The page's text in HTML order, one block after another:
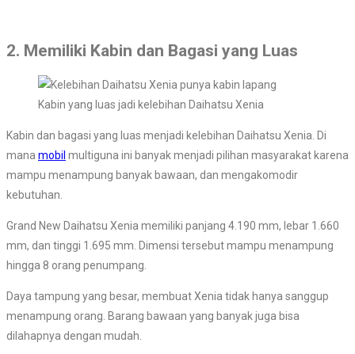
2. Memiliki Kabin dan Bagasi yang Luas
Kabin yang luas jadi kelebihan Daihatsu Xenia
Kabin dan bagasi yang luas menjadi kelebihan Daihatsu Xenia. Di
mana mobil multiguna ini banyak menjadi pilihan masyarakat karena
mampu menampung banyak bawaan, dan mengakomodir
kebutuhan.
Grand New Daihatsu Xenia memiliki panjang 4.190 mm, lebar 1.660
mm, dan tinggi 1.695 mm. Dimensi tersebut mampu menampung
hingga 8 orang penumpang.
Daya tampung yang besar, membuat Xenia tidak hanya sanggup
menampung orang. Barang bawaan yang banyak juga bisa
dilahapnya dengan mudah.